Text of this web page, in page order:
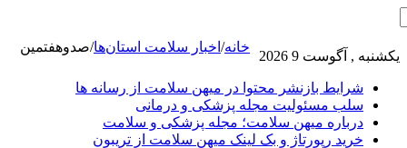
یکشنبه , آگوست 9 2026
شرایط بازنشر محتوا در میهن سلامت از رسانه ها
سلب مسئولیت مجله پزشکی و درمانی
درباره میهن سلامت؛ مجله پزشکی و سلامت
خرید رپورتاژ و بک لینک میهن سلامت از تریبون
خانه/ اخبار سلامت استان‌ها/صدوهفتمین